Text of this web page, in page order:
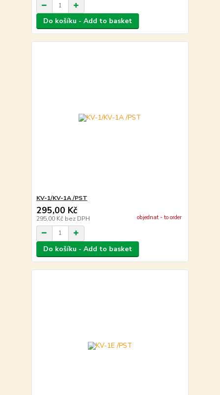
Do košíku - Add to basket
KV-1/KV-1A /PST
295,00 Kč
295,00 Kč bez DPH objednat - to order
Do košíku - Add to basket